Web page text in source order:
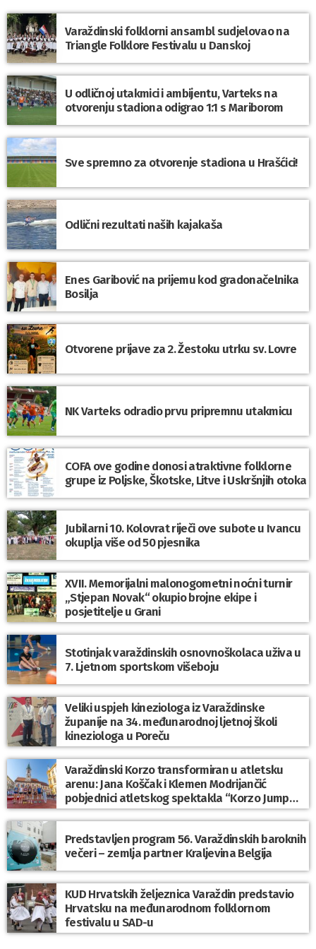
Varaždinski folklorni ansambl sudjelovao na
Triangle Folklore Festivalu u Danskoj
U odličnoj utakmici i ambijentu, Varteks na
otvorenju stadiona odigrao 1:1 s Mariborom
Sve spremno za otvorenje stadiona u Hrašćici!
Odlični rezultati naših kajakaša
Enes Garibović na prijemu kod gradonačelnika
Bosilja
Otvorene prijave za 2. Žestoku utrku sv. Lovre
NK Varteks odradio prvu pripremnu utakmicu
COFA ove godine donosi atraktivne folklorne
grupe iz Poljske, Škotske, Litve i Uskršnjih otoka
Jubilarni 10. Kolovrat riječi ove subote u Ivancu
okuplja više od 50 pjesnika
XVII. Memorijalni malonogometni noćni turnir
„Stjepan Novak“ okupio brojne ekipe i
posjetitelje u Grani
Stotinjak varaždinskih osnovnoškolaca uživa u
7. Ljetnom sportskom višeboju
Veliki uspjeh kineziologa iz Varaždinske
županije na 34. međunarodnoj ljetnoj školi
kineziologa u Poreču
Varaždinski Korzo transformiran u atletsku
arenu: Jana Koščak i Klemen Modrijančić
pobjednici atletskog spektakla “Korzo Jump
2026”
Predstavljen program 56. Varaždinskih baroknih
večeri – zemlja partner Kraljevina Belgija
KUD Hrvatskih željeznica Varaždin predstavio
Hrvatsku na međunarodnom folklornom
festivalu u SAD-u